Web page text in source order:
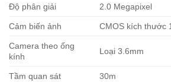
Độ phân giải 2.0 Megapixel
Cảm biến ảnh CMOS kích thước
Camera theo ống
kính
Loại 3.6mm
Tầm quan sát 30m